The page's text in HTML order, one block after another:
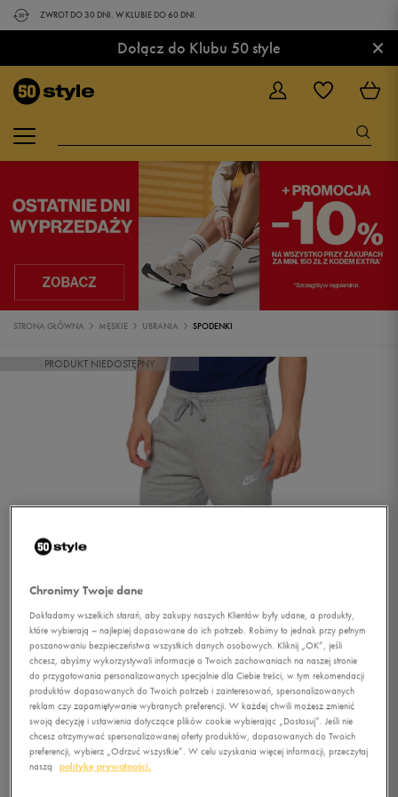
ZWROT DO 30 DNI. W KLUBIE DO 60 DNI.
Dołącz do Klubu 50 style ×
STRONA GŁÓWNA MĘSKIE UBRANIA SPODENKI
PRODUKT NIEDOSTĘPNY
Chronimy Twoje dane
Dokładamy wszelkich starań, aby zakupy naszych Klientów były udane, a produkty,
które wybierają – najlepiej dopasowane do ich potrzeb. Robimy to jednak przy pełnym
poszanowaniu bezpieczeństwa wszystkich danych osobowych. Kliknij „OK”, jeśli
chcesz, abyśmy wykorzystywali informacje o Twoich zachowaniach na naszej stronie
do przygotowania personalizowanych specjalnie dla Ciebie treści, w tym rekomendacji
produktów dopasowanych do Twoich potrzeb i zainteresowań, spersonalizowanych
reklam czy zapamiętywanie wybranych preferencji. W każdej chwili możesz zmienić
swoją decyzję i ustawienia dotyczące plików cookie wybierając „Dostosuj”. Jeśli nie
chcesz otrzymywać spersonalizowanej oferty produktów, dopasowanych do Twoich
preferencji, wybierz „Odrzuć wszystkie”. W celu uzyskania więcej informacji, przeczytaj
naszą
politykę prywatności.